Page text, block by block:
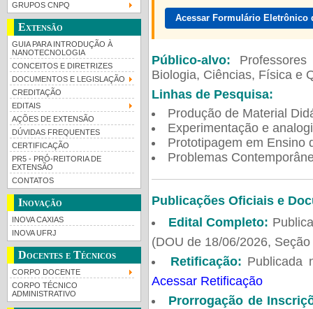
GRUPOS CNPQ
Extensão
GUIA PARA INTRODUÇÃO À
NANOTECNOLOGIA
CONCEITOS E DIRETRIZES
DOCUMENTOS E LEGISLAÇÃO
CREDITAÇÃO
EDITAIS
AÇÕES DE EXTENSÃO
DÚVIDAS FREQUENTES
CERTIFICAÇÃO
PR5 - PRÓ-REITORIA DE
EXTENSÃO
CONTATOS
Inovação
INOVA CAXIAS
INOVA UFRJ
Docentes e Técnicos
CORPO DOCENTE
CORPO TÉCNICO
ADMINISTRATIVO
Acessar Formulário
Público-alvo:
Biologia, Ciências, Física e
Linhas de Pesquisa:
Produção de Material
Experimentação e
Prototipagem em Ensino
Problemas
Publicações Oficiais e
Edital Completo:
(DOU de 18/06/2026,
Retificação: Publicada
Acessar Retificação
Prorrogação de